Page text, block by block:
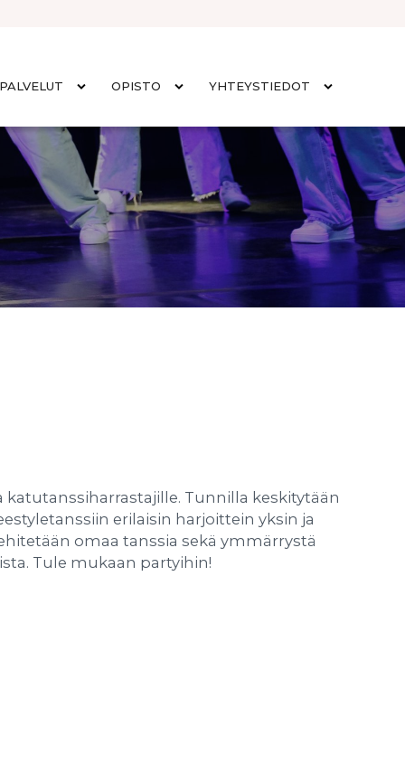
OPISTO YHTEYSTIEDOT
Tunnilla keskitytään
erilaisin harjoittein yksin ja
omaa tanssia sekä ymmärrystä
Tule mukaan partyihin!